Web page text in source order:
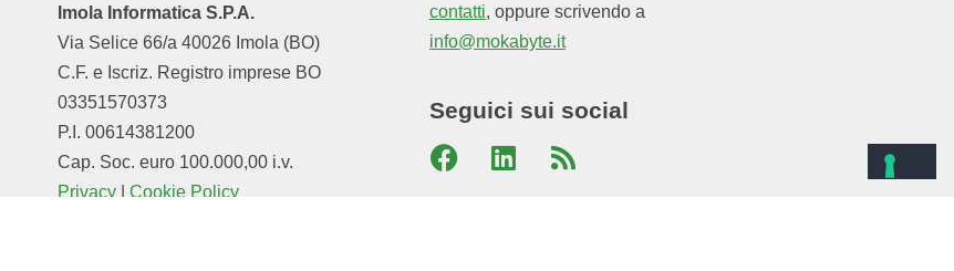
Imola Informatica S.P.A.
Via Selice 66/a 40026 Imola (BO)
C.F. e Iscriz. Registro imprese BO
03351570373
P.I. 00614381200
Cap. Soc. euro 100.000,00 i.v.
Privacy
Cookie Policy
contatti, oppure scrivendo a
info@mokabyte.it
Seguici sui social